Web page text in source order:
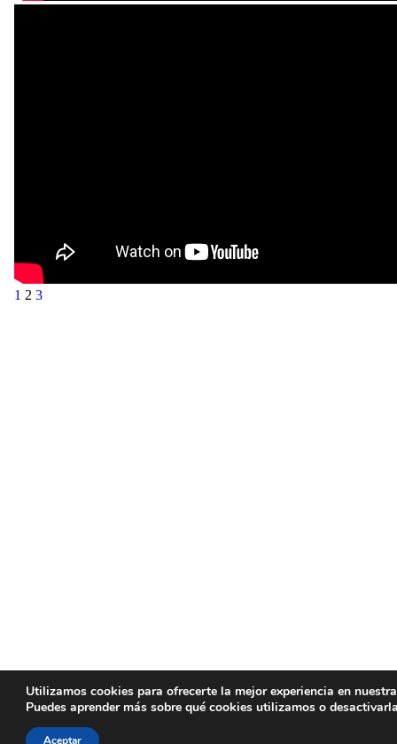
1 2 3
Utilizamos cookies para ofrecerte la mejor experiencia en
Puedes aprender más sobre qué cookies utilizamos o
Aceptar